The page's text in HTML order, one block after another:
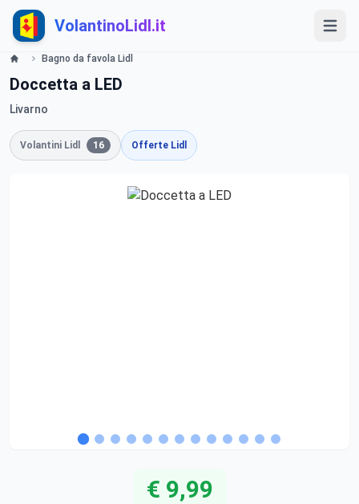
VolantinoLidl.it
Bagno da favola Lidl
Doccetta a LED
Livarno
Volantini Lidl 16 Offerte Lidl
€ 9,99